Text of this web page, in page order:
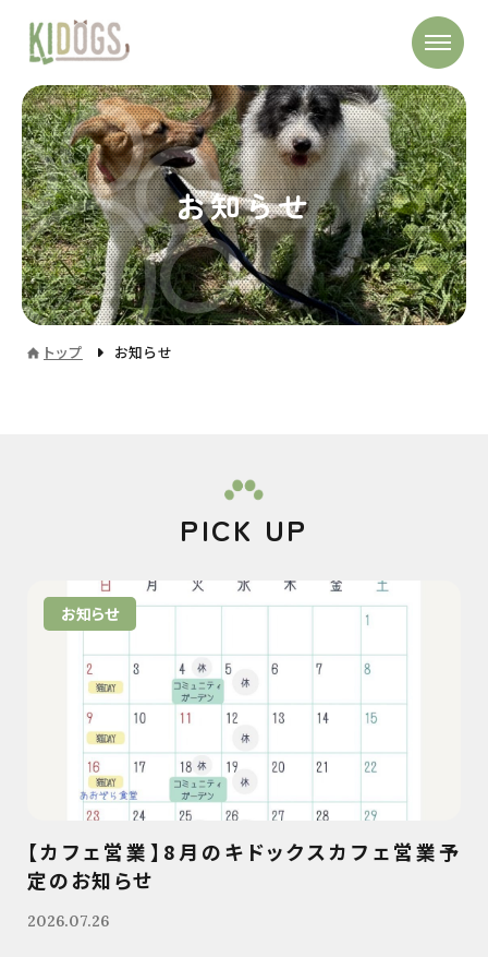
お知らせ
トップ お知らせ
PICK UP
お知らせ
【カフェ営業】8月のキドックスカフェ営業予
定のお知らせ
2026.07.26